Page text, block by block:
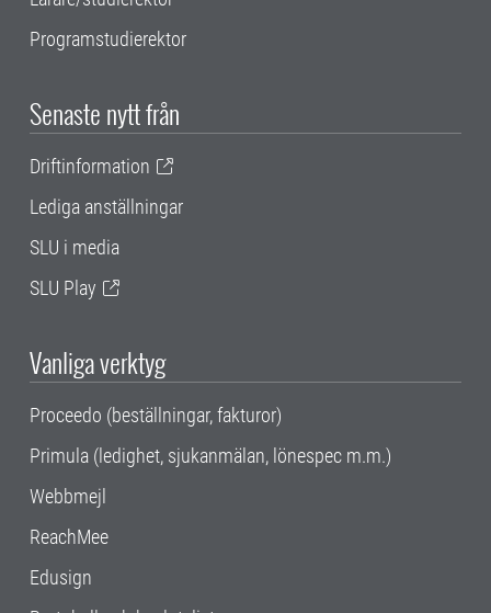
Programstudierektor
Senaste nytt från
Driftinformation
Lediga anställningar
SLU i media
SLU Play
Vanliga verktyg
Proceedo (beställningar, fakturor)
Primula (ledighet, sjukanmälan, lönespec m.m.)
Webbmejl
ReachMee
Edusign